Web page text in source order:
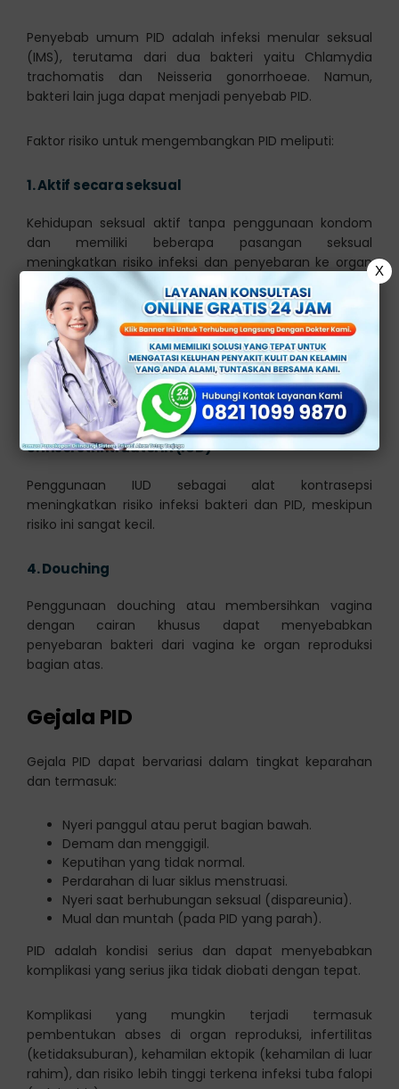
Penyebab umum PID adalah infeksi menular seksual
(IMS), terutama dari dua bakteri yaitu Chlamydia
trachomatis dan Neisseria gonorrhoeae. Namun,
bakteri lain juga dapat menjadi penyebab PID.
Faktor risiko untuk mengembangkan PID meliputi:
1.Aktif secara seksual
Kehidupan seksual aktif tanpa penggunaan kondom
dan memiliki beberapa pasangan seksual
meningkatkan risiko infeksi dan penyebaran ke organ
reproduksi bagian atas.
Riwayat PID atau IMS sebelumnya
Jika Anda telah mengalami PID sebelumnya, ada
kemungkinan lebih besar untuk mengembangkan
infeksi kembali.
3.Insersti intrauterin (IUD)
Penggunaan IUD sebagai alat kontrasepsi
meningkatkan risiko infeksi bakteri dan PID, meskipun
risiko ini sangat kecil.
4.Douching
Penggunaan douching atau membersihkan vagina
dengan cairan khusus dapat menyebabkan
penyebaran bakteri dari vagina ke organ reproduksi
bagian atas.
Gejala PID
Gejala PID dapat bervariasi dalam tingkat keparahan
dan termasuk:
Nyeri panggul atau perut bagian bawah.
Demam dan menggigil.
Keputihan yang tidak normal.
Perdarahan di luar siklus menstruasi.
Nyeri saat berhubungan seksual (dispareunia).
Mual dan muntah (pada PID yang parah).
PID adalah kondisi serius dan dapat menyebabkan
komplikasi yang serius jika tidak diobati dengan tepat.
Komplikasi yang mungkin terjadi termasuk
pembentukan abses di organ reproduksi, infertilitas
(ketidaksuburan), kehamilan ektopik (kehamilan di luar
rahim), dan risiko lebih tinggi terkena infeksi tuba falopi
X